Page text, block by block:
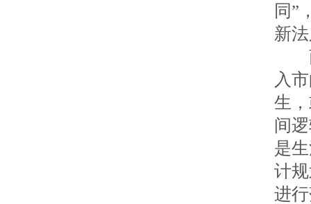
同”
新
商
入
生
间
是
计
进